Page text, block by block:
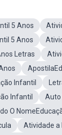
5 Anos
5 Anos
Letras
Infantil
Infantil
Auto
O
Atividade a